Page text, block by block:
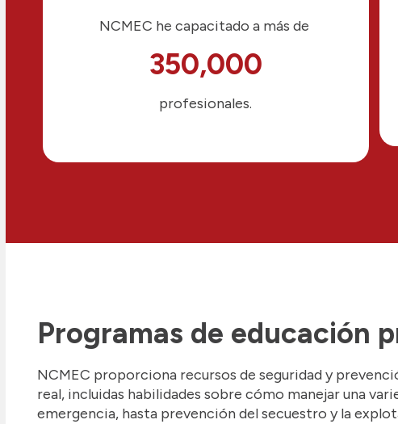
NCMEC he capacitado a más de
350,000
profesionales.
Programas de educación
NCMEC proporciona recursos de seguridad y
real, incluidas habilidades sobre cómo manejar una
emergencia, hasta prevención del secuestro y la